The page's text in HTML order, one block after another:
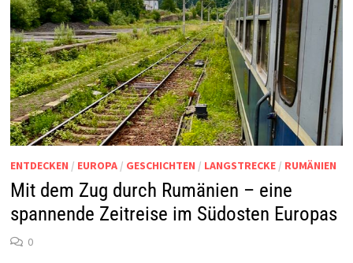
ENTDECKEN / EUROPA/ GESCHICHTEN / LANGSTRECKE/ RUMÄNIEN
Mit dem Zug durch Rumänien – eine
spannende Zeitreise im Südosten Europas
0